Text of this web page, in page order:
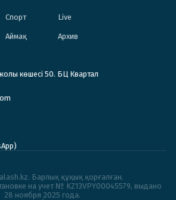
Спорт Live
Аймақ Архив
көшесі 50. БЦ Квартал
Барлық құқық қорғалған.
на учет № KZ13VPY00045579, выдано
28 ноября 2025 года.